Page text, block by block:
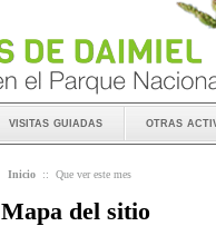
visitas guiadas otras
Inicio :: Que ver este mes
Mapa del sitio